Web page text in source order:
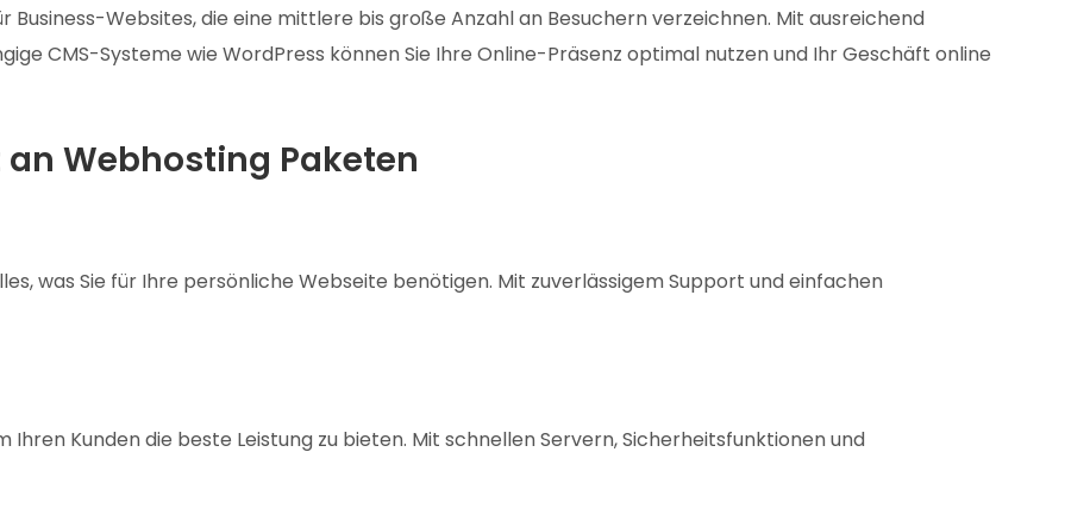
Websites, die eine mittlere bis große Anzahl an Besuchern verzeichnen. Mit ausreichend
CMS-Systeme wie WordPress können Sie Ihre Online-Präsenz optimal nutzen und Ihr Geschäft online
Webhosting Paketen
was Sie für Ihre persönliche Webseite benötigen. Mit zuverlässigem Support und einfachen
Kunden die beste Leistung zu bieten. Mit schnellen Servern, Sicherheitsfunktionen und